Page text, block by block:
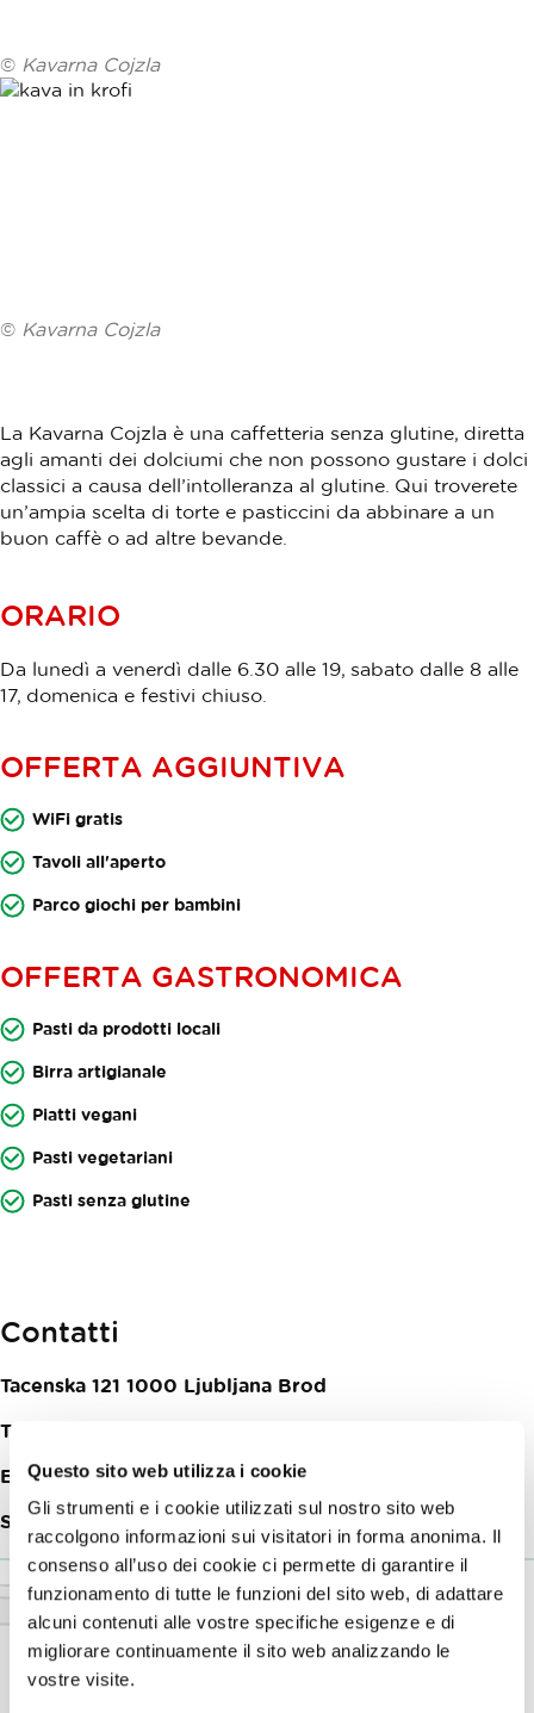
Questo sito web utilizza i cookie
Gli strumenti e i cookie utilizzati sul nostro sito web
raccolgono informazioni sui visitatori in forma anonima. Il
consenso all’uso dei cookie ci permette di garantire il
funzionamento di tutte le funzioni del sito web, di adattare
alcuni contenuti alle vostre specifiche esigenze e di
migliorare continuamente il sito web analizzando le
vostre visite.
© Kavarna Cojzla
© Kavarna Cojzla
La Kavarna Cojzla è una caffetteria senza glutine, diretta
agli amanti dei dolciumi che non possono gustare i dolci
classici a causa dell’intolleranza al glutine. Qui troverete
un’ampia scelta di torte e pasticcini da abbinare a un
buon caffè o ad altre bevande.
ORARIO
Da lunedì a venerdì dalle 6.30 alle 19, sabato dalle 8 alle
17, domenica e festivi chiuso.
OFFERTA AGGIUNTIVA
WiFi gratis
Tavoli all'aperto
Parco giochi per bambini
OFFERTA GASTRONOMICA
Pasti da prodotti locali
Birra artigianale
Piatti vegani
Pasti vegetariani
Pasti senza glutine
Contatti
Tacenska 121 1000 Ljubljana Brod
Telefon:
E-mail:info@cojzla.si
Sito web:Kavarna Cojzla